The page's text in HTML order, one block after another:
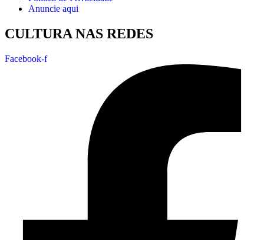
Anuncie aqui
CULTURA NAS REDES
Facebook-f